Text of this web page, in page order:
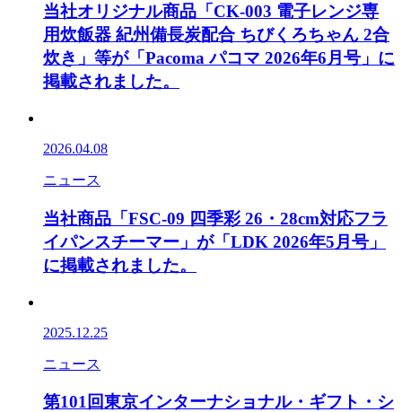
当社オリジナル商品「CK-003 電子レンジ専
用炊飯器 紀州備長炭配合 ちびくろちゃん 2合
炊き」等が「Pacoma パコマ 2026年6月号」に
掲載されました。
2026.04.08
ニュース
当社商品「FSC-09 四季彩 26・28cm対応フラ
イパンスチーマー」が「LDK 2026年5月号」
に掲載されました。
2025.12.25
ニュース
第101回東京インターナショナル・ギフト・シ